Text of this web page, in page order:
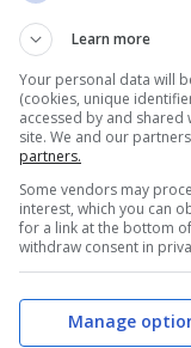
un
migliorato un
Bisogna
complicato
e facendo
Learn more
Your personal data will
(cookies, unique
accessed by and
site. We and our
partners.
Some vendors may
interest, which you can
for a link at the bottom
withdraw consent in
Manage